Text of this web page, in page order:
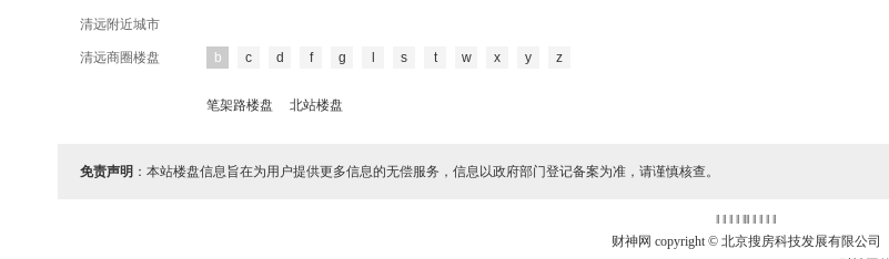
清远附近城市
清远商圈楼盘 b c d f g s t w x y z
笔架路楼盘 北站楼盘
免责声明 ：本站楼盘信息旨在为用户提供更多信息的无偿服务，信息以政府部门登记备案为准，请谨慎核查。
‖ ‖ ‖ ‖ ‖‖ ‖ ‖ ‖ ‖
财神网 copyright © 北京搜房科技发展有限公司